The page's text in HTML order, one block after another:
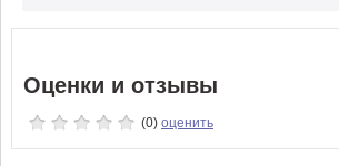
Оценки и отзывы
(0) оценить